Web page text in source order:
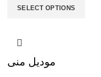
SELECT OPTIONS
موديل منى